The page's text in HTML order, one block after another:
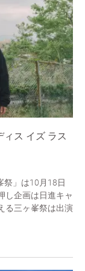
ス イズ ラス
祭」は10月18日
し企画は日進キャ
る三ヶ峯祭は出演